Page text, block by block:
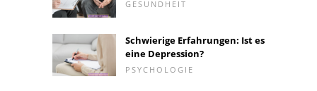
GESUNDHEIT
Schwierige Erfahrungen: Ist es
eine Depression?
PSYCHOLOGIE